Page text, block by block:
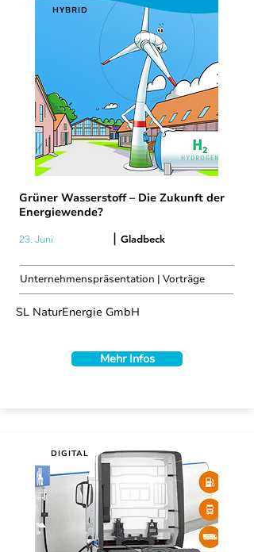
HYBRID
Grüner Wasserstoff – Die Zukunft der
Energiewende?
23. Juni | Gladbeck
Unternehmenspräsentation | Vorträge
SL NaturEnergie GmbH
Mehr Infos
DIGITAL